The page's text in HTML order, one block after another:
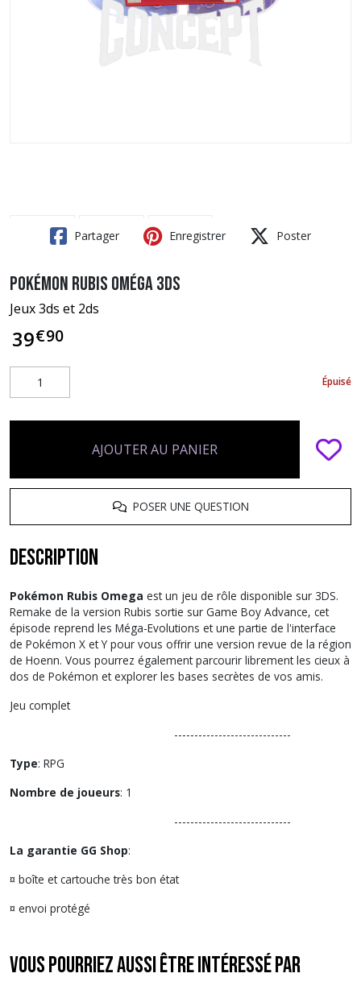
Partager Enregistrer Poster
Pokémon rubis Oméga 3DS
Jeux 3ds et 2ds
39€90
Épuisé
AJOUTER AU PANIER
POSER UNE QUESTION
Description
Pokémon Rubis Omega est un jeu de rôle disponible sur 3DS.
Remake de la version Rubis sortie sur Game Boy Advance, cet
épisode reprend les Méga-Evolutions et une partie de l'interface
de Pokémon X et Y pour vous offrir une version revue de la région
de Hoenn. Vous pourrez également parcourir librement les cieux à
dos de Pokémon et explorer les bases secrètes de vos amis.
Jeu complet
-----------------------------
Type: RPG
Nombre de joueurs: 1
-----------------------------
La garantie GG Shop:
¤ boîte et cartouche très bon état
¤ envoi protégé
Vous pourriez aussi être intéressé par